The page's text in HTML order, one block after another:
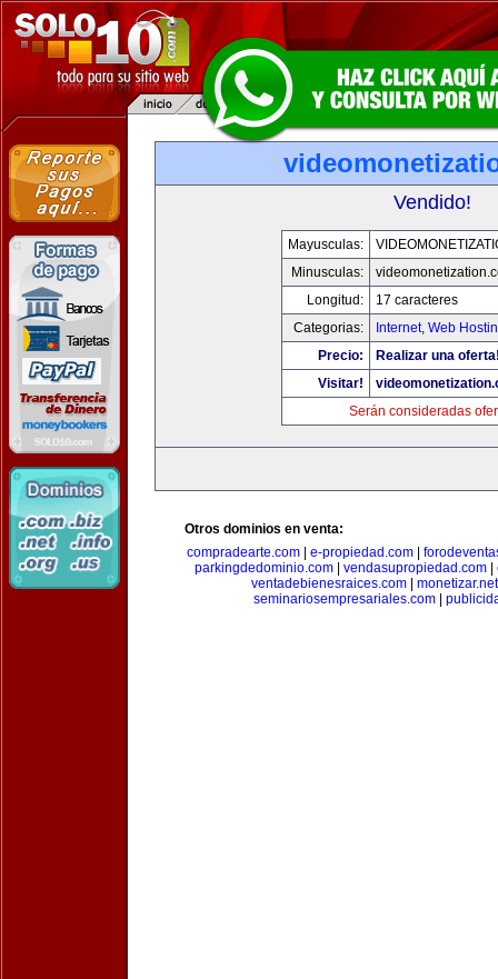
Vendido!
Mayusculas:
Minusculas:
Longitud:
17 caracteres
Categorias:
Internet, Web
Precio:
Realizar una
Visitar!
Serán consideradas
Otros dominios en venta:
compradearte.com
e-propiedad.com
parkingdedominio.com| vendasupropiedad.com|
ventadebienesraices.com
monetizar.net
seminariosempresariales.com